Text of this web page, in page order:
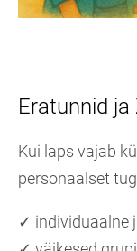
Eratunnid
Kui laps vajab
personaalset
✓ individuaalne